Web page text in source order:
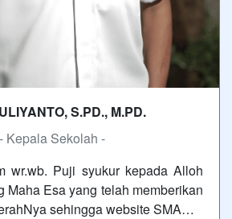
S.PD., M.PD.
- Kepala Sekolah -
wr.wb. Puji syukur kepada Alloh
Maha Esa yang telah memberikan
sehingga website SMA…